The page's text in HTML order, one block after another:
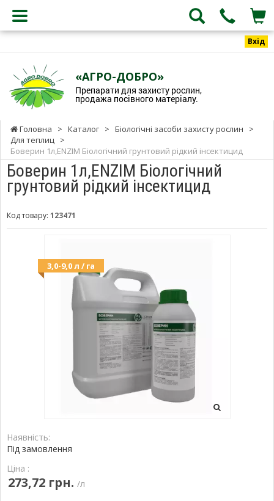
Вхід
«АГРО-ДОБРО»
Препарати для захисту рослин,
продажа посівного матеріалу.
Головна > Каталог > Біологічні засоби захисту рослин
>
Для теплиц
>
Боверин 1л,ENZIM Біологічний грунтовий рідкий інсектицид
Боверин 1л,ENZIM Біологічний
грунтовий рідкий інсектицид
Код товару: 123471
3,0-9,0 л / га
Наявність:
Під замовлення
Ціна :
273,72 грн. /л